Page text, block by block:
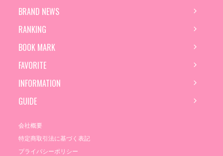
BRAND NEWS
RANKING
BOOK MARK
FAVORITE
INFORMATION
GUIDE
会社概要
特定商取引法に基づく表記
プライバシーポリシー